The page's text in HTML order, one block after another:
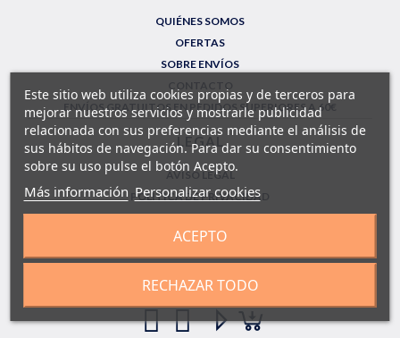
QUIÉNES SOMOS
OFERTAS
SOBRE ENVÍOS
ENVÍOS GRATUITOS EN PEDIDOS SUPERIORES A 60€
LEGAL
AVISO LEGAL
POLÍTICA DE PRIVACIDAD
CONDICIONES GENERALES DE COMPRA
FORMULARIO DE DEVOLUCIONES
Este sitio web utiliza cookies propias y de terceros para
mejorar nuestros servicios y mostrarle publicidad
relacionada con sus preferencias mediante el análisis de
sus hábitos de navegación. Para dar su consentimiento
sobre su uso pulse el botón Acepto.
Más información Personalizar cookies
RECHAZAR TODO
ACEPTO